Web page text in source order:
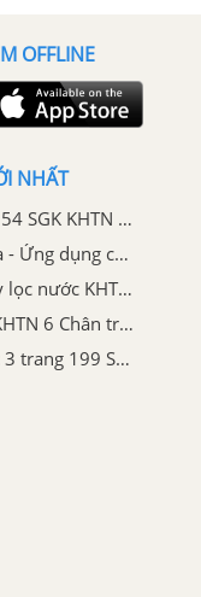
OFFLINE
NHẤT
Trả lời Đố em trang 154 SGK KHTN 6 Chân trời sáng tạo
Steam - Làm đèn lava - Ứng dụng của nhũ tương KHTN 6 - Chân trời sáng tạo
Steam - Mô hình máy lọc nước KHTN 6 Chân trời sáng tạo
Steam - Bàn tay lửa KHTN 6 Chân trời sáng tạo
Trả lời vận dụng mục 3 trang 199 SGK KHTN 6 Chân trời sáng tạo